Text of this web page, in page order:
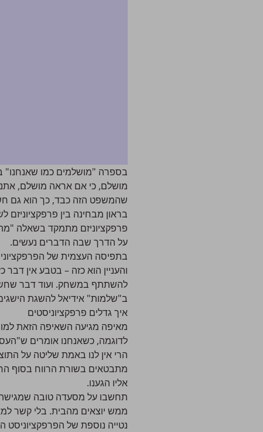
בספרה "מושלמים כמו שאנחנו"
מושלם, כי אם אראה מושלם,
שהמשפט הזה כבד, כך הוא גם
בראון מבחינה בין
פרפקציוניזם מתמקד בשאלה
על הדרך שבה הדברים נעשים.
בתפיסה העצמית של
והעניין הוא כזה – בטבע אין
להשתתף במשחק. ועוד דבר
ב"שלמות" אידיאל להשגת
איך גדלים פרפקציוניסטים
מאיפה מגיעה השאיפה הזאת
לדוגמה, כשאנחנו אומרים
הרי אין לנו באמת שליטה על
מתבטאים בשורת הרווח בסוף
אליו הגענו.
תחשבו על מסעדה טובה שמגישה
ממש יוצאים מהבית. בלי קשר
נטייה נוספת של